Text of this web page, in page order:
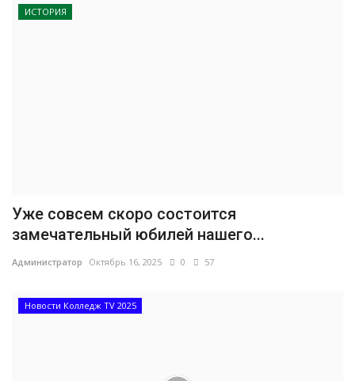
ИСТОРИЯ
Уже совсем скоро состоится
замечательный юбилей нашего...
Администратор Октябрь 16, 2025 0 57
Новости Колледж TV 2025